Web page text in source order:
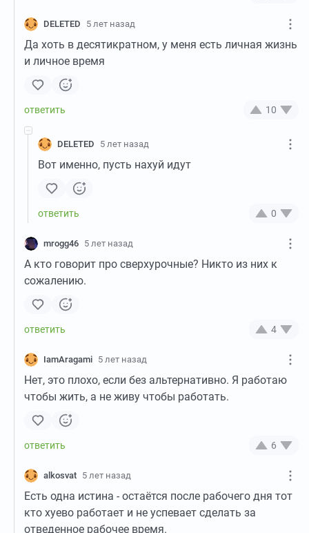
DELETED 5 лет назад
Да хоть в десятикратном, у меня есть личная жизнь
и личное время
10
DELETED 5 лет назад
Вот именно, пусть нахуй идут
0
mrogg46 5 лет назад
А кто говорит про сверхурочные? Никто из них к
сожалению.
4
IamAragami 5 лет назад
Нет, это плохо, если без альтернативно. Я работаю
чтобы жить, а не живу чтобы работать.
6
alkosvat 5 лет назад
Есть одна истина - остаётся после рабочего дня тот
кто хуево работает и не успевает сделать за
отведенное рабочее время.